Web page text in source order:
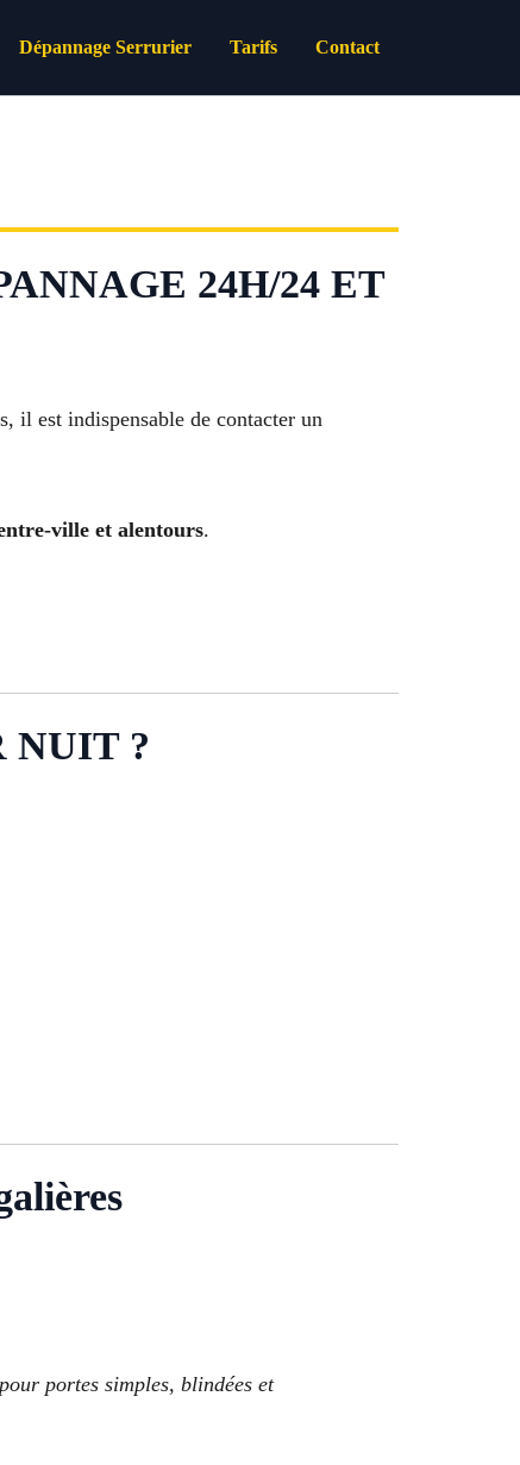
Dépannage Serrurier Tarifs Contact
24H/24 ET
il est indispensable de contacter un
ville et alentours.
NUIT ?
portes simples, blindées et